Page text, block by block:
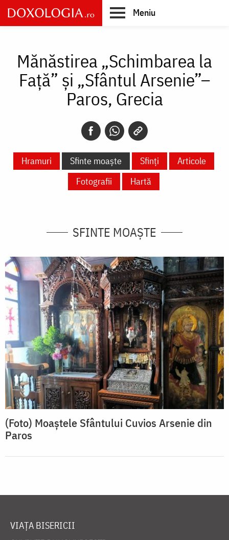
Skip
to
main
Meniu
Mănăstirea „Schimbarea la
Față” și „Sfântul Arsenie”–
Paros, Grecia
Hramuri Sfinte moaște Sfinți
Articole
Fotografii
Hartă
SFINTE MOAȘTE
(Foto) Moaștele Sfântului Cuvios Arsenie din
Paros
VIAȚA BISERICII